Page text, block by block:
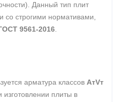
Данный тип плит
со строгими нормативами,
9561-2016
арматура классов АтVт
изготовлении плиты в